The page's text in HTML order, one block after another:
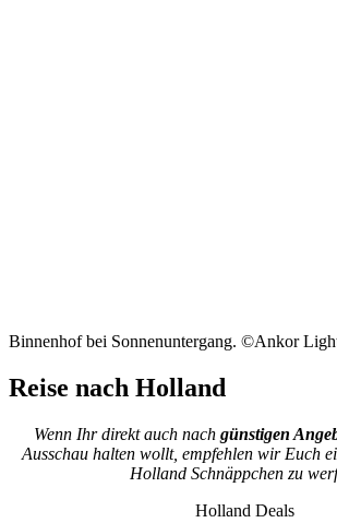
Binnenhof bei Sonnenuntergang. ©Ankor
Reise nach Holland
Wenn Ihr direkt auch nach günstigen
Ausschau halten wollt, empfehlen wir Euch
Holland Schnäppchen zu
Holland Deals